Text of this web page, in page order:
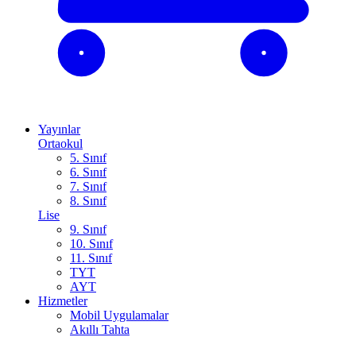
Yayınlar
Ortaokul
5. Sınıf
6. Sınıf
7. Sınıf
8. Sınıf
Lise
9. Sınıf
10. Sınıf
11. Sınıf
TYT
AYT
Hizmetler
Mobil Uygulamalar
Akıllı Tahta